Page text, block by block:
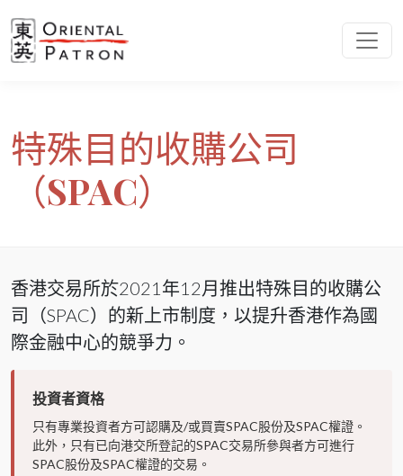
特殊目的收購公司
（SPAC）
香港交易所於2021年12月推出特殊目的收購公
司（SPAC）的新上市制度，以提升香港作為國
際金融中心的競爭力。
投資者資格
只有專業投資者方可認購及/或買賣SPAC股份及SPAC權證。
此外，只有已向港交所登記的SPAC交易所參與者方可進行
SPAC股份及SPAC權證的交易。